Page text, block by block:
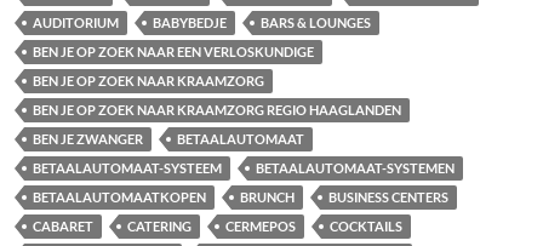
AUDITORIUM
BABYBEDJE
BARS & LOUNGES
BEN JE OP ZOEK NAAR EEN VERLOSKUNDIGE
BEN JE OP ZOEK NAAR KRAAMZORG
BEN JE OP ZOEK NAAR KRAAMZORG REGIO HAAGLANDEN
BEN JE ZWANGER
BETAALAUTOMAAT
BETAALAUTOMAAT-SYSTEEM
BETAALAUTOMAAT-SYSTEMEN
BETAALAUTOMAATKOPEN
BRUNCH
BUSINESS CENTERS
CABARET
CATERING CERMEPOS
COCKTAILS